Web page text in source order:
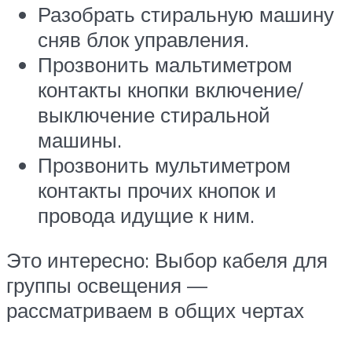
Разобрать стиральную машину
сняв блок управления.
Прозвонить мальтиметром
контакты кнопки включение/
выключение стиральной
машины.
Прозвонить мультиметром
контакты прочих кнопок и
провода идущие к ним.
Это интересно: Выбор кабеля для
группы освещения —
рассматриваем в общих чертах